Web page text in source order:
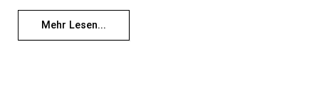
Mehr Lesen...